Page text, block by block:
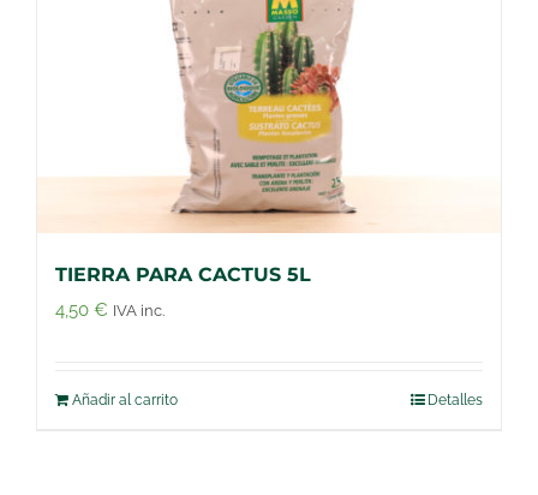
TIERRA PARA CACTUS 5L
4,50 € IVA inc.
Añadir al carrito Detalles